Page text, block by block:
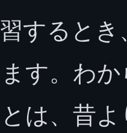
すると
す。わ
は、昔